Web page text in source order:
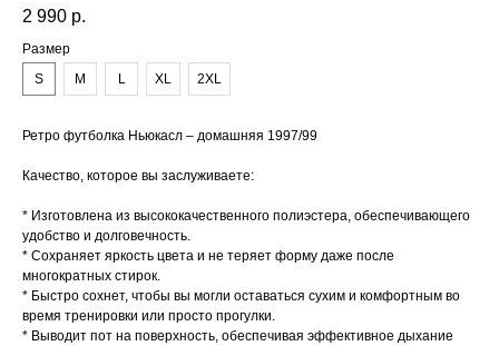
2 990 р.
Размер
S
M L XL 2XL
Ретро футболка Ньюкасл – домашняя 1997/99
Качество, которое вы заслуживаете:
* Изготовлена из высококачественного полиэстера, обеспечивающего
удобство и долговечность.
* Сохраняет яркость цвета и не теряет форму даже после
многократных стирок.
* Быстро сохнет, чтобы вы могли оставаться сухим и комфортным во
время тренировки или просто прогулки.
* Выводит пот на поверхность, обеспечивая эффективное дыхание